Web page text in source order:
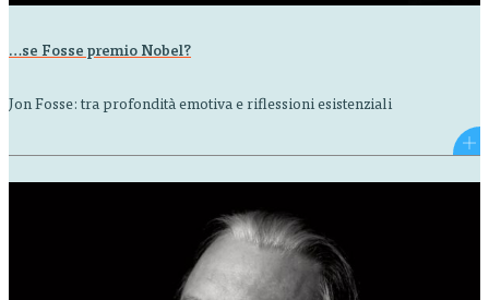
…se Fosse premio Nobel?
Jon Fosse: tra profondità emotiva e riflessioni esistenziali